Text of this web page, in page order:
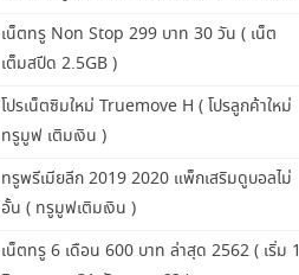
เน็ตทรู Non Stop 299 บาท 30 วัน ( เน็ต
เต็มสปีด 2.5GB )
โปรเน็ตซิมใหม่ Truemove H ( โปรลูกค้าใหม่
ทรูมูฟ เติมเงิน )
ทรูพรีเมียลีก 2019 2020 แพ็กเสริมดูบอลไม่
อั้น ( ทรูมูฟเติมเงิน )
เน็ตทรู 6 เดือน 600 บาท ล่าสุด 2562 ( เริ่ม 1